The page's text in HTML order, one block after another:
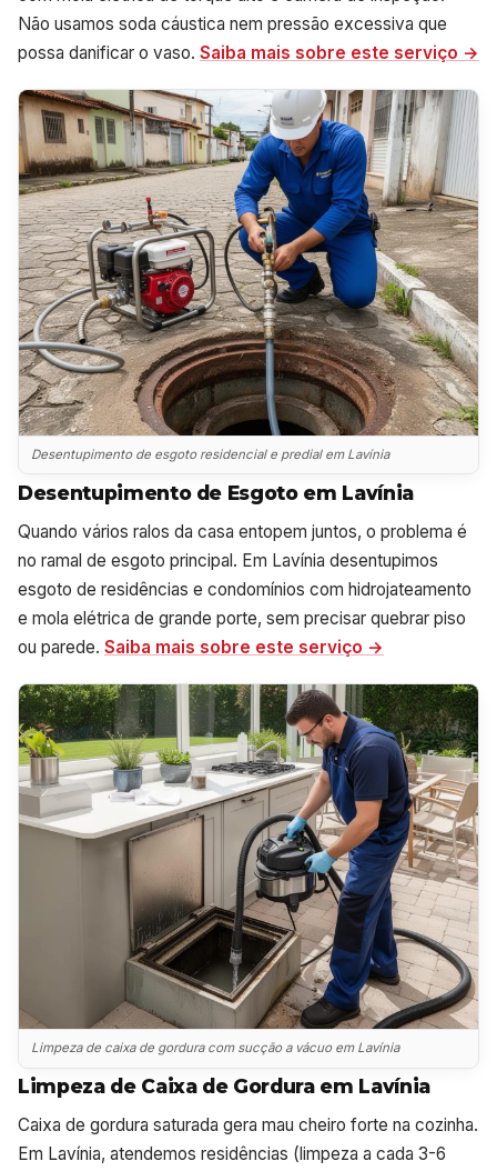
Não usamos soda cáustica nem pressão excessiva que
possa danificar o vaso. Saiba mais sobre este serviço →
Desentupimento de esgoto residencial e predial em Lavínia
Desentupimento de Esgoto em Lavínia
Quando vários ralos da casa entopem juntos, o problema é
no ramal de esgoto principal. Em Lavínia desentupimos
esgoto de residências e condomínios com hidrojateamento
e mola elétrica de grande porte, sem precisar quebrar piso
ou parede. Saiba mais sobre este serviço →
Limpeza de caixa de gordura com sucção a vácuo em Lavínia
Limpeza de Caixa de Gordura em Lavínia
Caixa de gordura saturada gera mau cheiro forte na cozinha.
Em Lavínia, atendemos residências (limpeza a cada 3-6